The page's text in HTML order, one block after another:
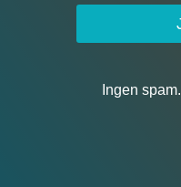
Ingen